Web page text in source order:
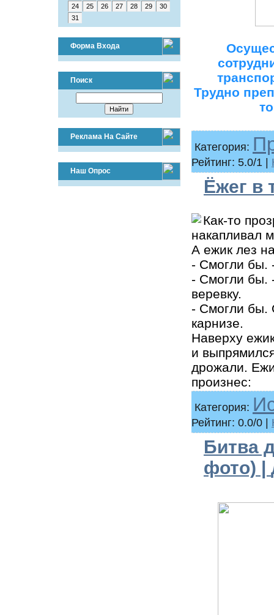
24
25 26 27 28 29
30
31
Форма Входа
Поиск
Реклама На Сайте
Наш Опрос
Трудно
Категория:
Рейтинг: 5.0/1 |
Ёжег в
Как-то
накапливал
А ежик лез
- Смогли бы.
- Смогли бы.
веревку.
- Смогли бы.
карнизе.
Наверху
и
дрожали.
произнес:
Категория:
Рейтинг: 0.0/0 |
Битва
фото) |